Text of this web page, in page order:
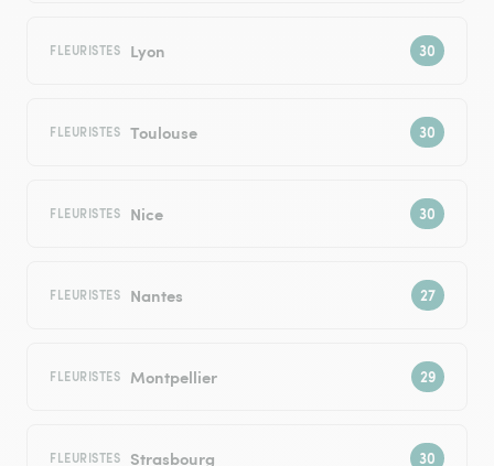
FLEURISTES Lyon
FLEURISTES Toulouse
FLEURISTES Nice
FLEURISTES Nantes
FLEURISTES Montpellier
FLEURISTES Strasbourg